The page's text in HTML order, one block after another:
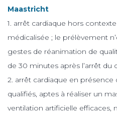
Maastricht
1. arrêt cardiaque hors
médicalisée ; le prélèvement
gestes de réanimation de
de 30 minutes après l’arrêt du
2. arrêt cardiaque en présence
qualifiés, aptes à réaliser un
ventilation artificielle efficaces,